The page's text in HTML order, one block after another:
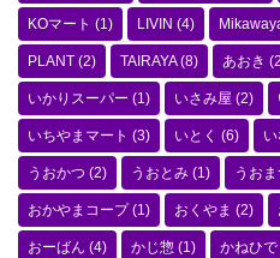
KOマート (1) LIVIN (4)
PLANT (2) TAIRAYA(8) あおき
いかりスーパー (1) いさみ屋 (2)
いちやまマート (3) いとく (6)
うおかつ (2) うおとみ (1) うおま
おかやまコープ(1) おくやま (2)
おーばん (4) かじ惣 (1) かねひで